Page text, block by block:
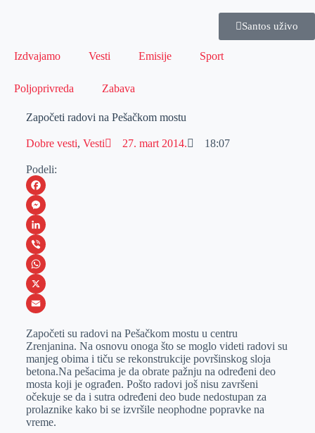
Santos uživo
Izdvajamo Vesti Emisije Sport
Poljoprivreda Zabava
Započeti radovi na Pešačkom mostu
Dobre vesti, Vesti 27. mart 2014. 18:07
Podeli:
F
a
c
e
b
o
k
M
e
s
s
e
g
e
r
L
i
n
k
d
I
n
V
i
b
r
W
h
t
s
A
p
p
X
m
a
i
l
Započeti su radovi na Pešačkom mostu u centru
Zrenjanina. Na osnovu onoga što se moglo videti radovi su
manjeg obima i tiču se rekonstrukcije površinskog sloja
betona.Na pešacima je da obrate pažnju na određeni deo
mosta koji je ograđen. Pošto radovi još nisu završeni
očekuje se da i sutra određeni deo bude nedostupan za
prolaznike kako bi se izvršile neophodne popravke na
vreme.